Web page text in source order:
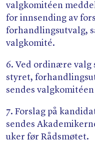
valgkomitéen
for innsending av
forhandlingsutvalg,
valgkomité.
6. Ved ordinære
styret,
sendes
7. Forslag på
sendes
uker før Rådsmøtet.